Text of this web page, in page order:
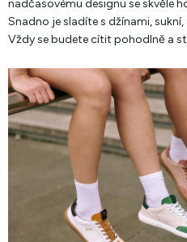
nadčasovému designu se skvěle
Snadno je sladíte s džínami,
Vždy se budete cítit pohodlně a